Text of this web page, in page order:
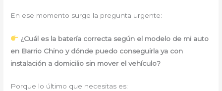
En ese momento surge la pregunta urgente:
¿Cuál es la batería correcta según el modelo de mi auto
en Barrio Chino y dónde puedo conseguirla ya con
instalación a domicilio sin mover el vehículo?
Porque lo último que necesitas es: